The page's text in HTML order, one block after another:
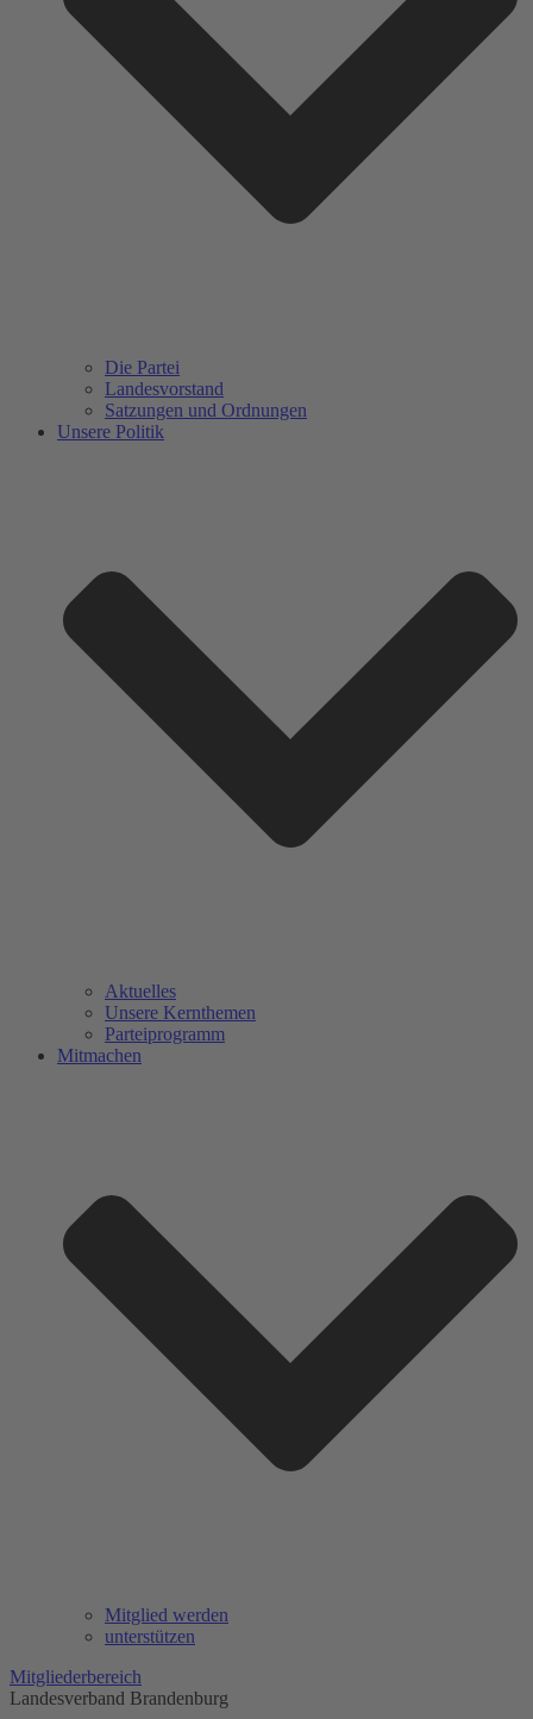
Die Partei
Landesvorstand
Satzungen und Ordnungen
Unsere Politik
Aktuelles
Unsere Kernthemen
Parteiprogramm
Mitmachen
Mitglied werden
unterstützen
Mitgliederbereich
Landesverband Brandenburg